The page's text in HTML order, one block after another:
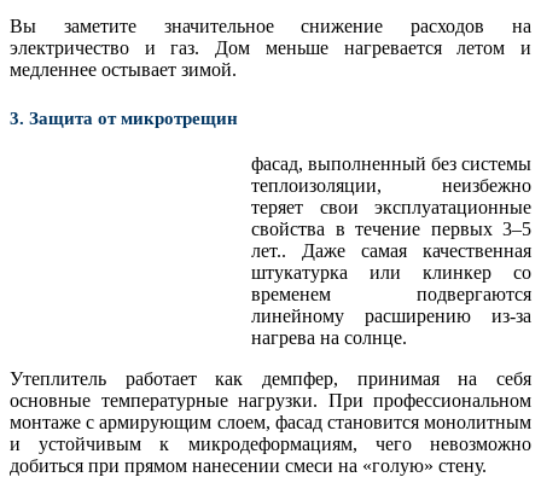
Вы заметите значительное снижение расходов на
электричество и газ. Дом меньше нагревается летом и
медленнее остывает зимой.
3. Защита от микротрещин
фасад, выполненный без системы
теплоизоляции, неизбежно
теряет свои эксплуатационные
свойства в течение первых 3–5
лет.. Даже самая качественная
штукатурка или клинкер со
временем подвергаются
линейному расширению из-за
нагрева на солнце.
Утеплитель работает как демпфер, принимая на себя
основные температурные нагрузки. При профессиональном
монтаже с армирующим слоем, фасад становится монолитным
и устойчивым к микродеформациям, чего невозможно
добиться при прямом нанесении смеси на «голую» стену.